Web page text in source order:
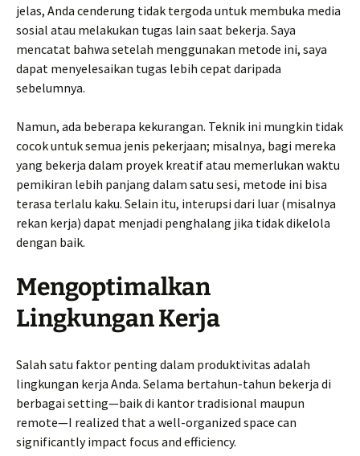
jelas, Anda cenderung tidak tergoda untuk membuka media
sosial atau melakukan tugas lain saat bekerja. Saya
mencatat bahwa setelah menggunakan metode ini, saya
dapat menyelesaikan tugas lebih cepat daripada
sebelumnya.
Namun, ada beberapa kekurangan. Teknik ini mungkin tidak
cocok untuk semua jenis pekerjaan; misalnya, bagi mereka
yang bekerja dalam proyek kreatif atau memerlukan waktu
pemikiran lebih panjang dalam satu sesi, metode ini bisa
terasa terlalu kaku. Selain itu, interupsi dari luar (misalnya
rekan kerja) dapat menjadi penghalang jika tidak dikelola
dengan baik.
Mengoptimalkan
Lingkungan Kerja
Salah satu faktor penting dalam produktivitas adalah
lingkungan kerja Anda. Selama bertahun-tahun bekerja di
berbagai setting—baik di kantor tradisional maupun
remote—I realized that a well-organized space can
significantly impact focus and efficiency.